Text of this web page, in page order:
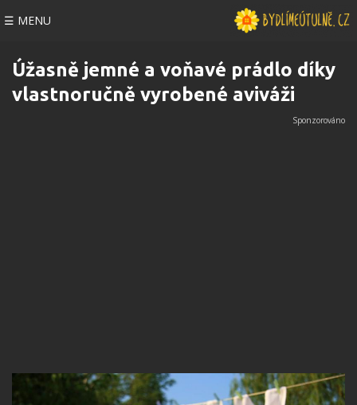
☰ MENU
Úžasně jemné a voňavé prádlo díky
vlastnoručně vyrobené aviváži